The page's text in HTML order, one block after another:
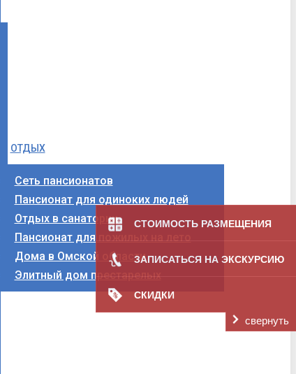
СТОИМОСТЬ РАЗМЕЩЕНИЯ
ЗАПИСАТЬСЯ НА ЭКСКУРСИЮ
СКИДКИ
свернуть
ОТДЫХ
Сеть пансионатов
Пансионат для одиноких людей
Отдых в санатории
Пансионат для пожилых на лето
Дома в Омской области
Элитный дом престарелых